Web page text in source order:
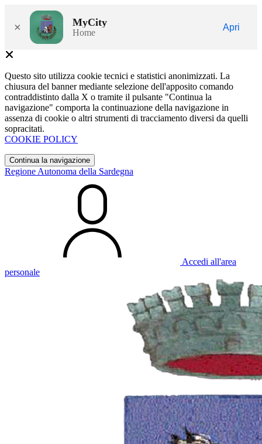
× MyCity
Home
Apri
Questo sito utilizza cookie tecnici e statistici anonimizzati. La
chiusura del banner mediante selezione dell'apposito comando
contraddistinto dalla X o tramite il pulsante "Continua la
navigazione" comporta la continuazione della navigazione in
assenza di cookie o altri strumenti di tracciamento diversi da quelli
sopracitati.
COOKIE POLICY
Continua la navigazione
Regione Autonoma della Sardegna
Accedi all'area
personale